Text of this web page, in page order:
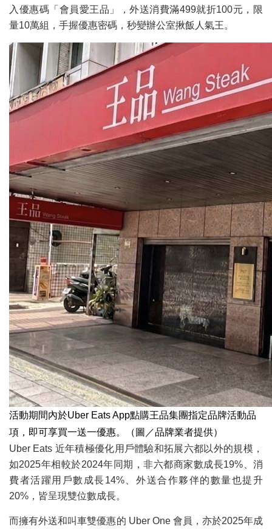
入優惠碼「會員愛王品」，外送消費滿499就折100元，限
量10萬組，手握優惠密碼，秒變辦公室揪飯人氣王。
活動期間內於Uber Eats App點購王品集團指定品牌活動品
項，即可享買一送一優惠。（圖／品牌業者提供）
Uber Eats 近年積極優化用戶體驗和拓展六都以外的規模，
如2025年相較於2024年同期，非六都商家數成長19%、消
費者活躍用戶數成長14%、外送合作夥伴的數量也提升
20%，皆呈現雙位數成長。
而擁有外送和叫車雙優惠的 Uber One 會員，亦於2025年成